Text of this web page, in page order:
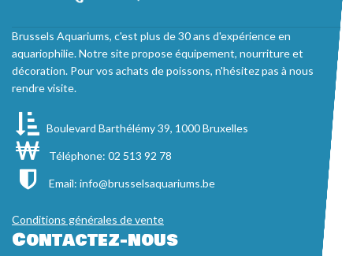
Brussels Aquariums, c'est plus de 30 ans d'expérience en
aquariophilie. Notre site propose équipement, nourriture et
décoration. Pour vos achats de poissons, n'hésitez pas à nous
rendre visite.
Boulevard Barthélémy 39, 1000 Bruxelles
Téléphone: 02 513 92 78
Email: info@brusselsaquariums.be
Conditions générales de vente
Contactez-nous